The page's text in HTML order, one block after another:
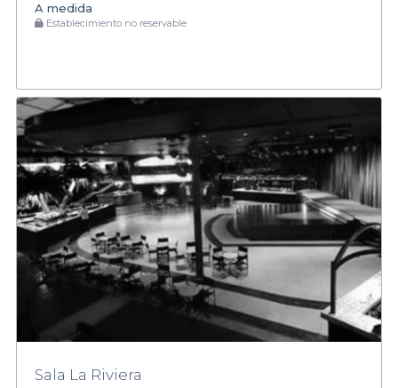
A medida
Establecimiento no reservable
Sala La Riviera